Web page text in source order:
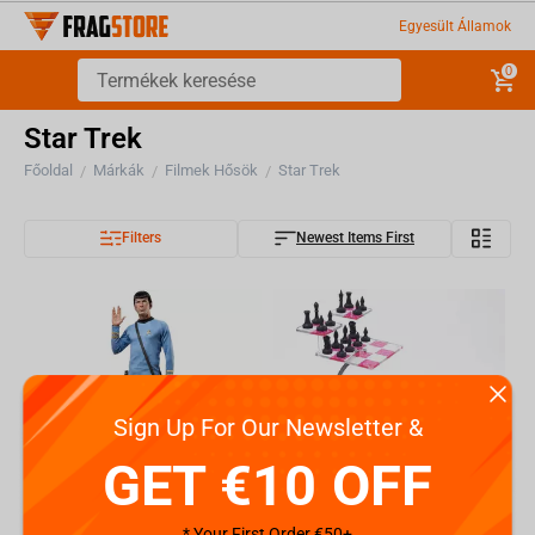
Egyesült Államok
0
Star Trek
Főoldal / Márkák / Filmek Hősök / Star Trek
Filters Newest Items First
Sign Up For Our Newsletter &
GET €10 OFF